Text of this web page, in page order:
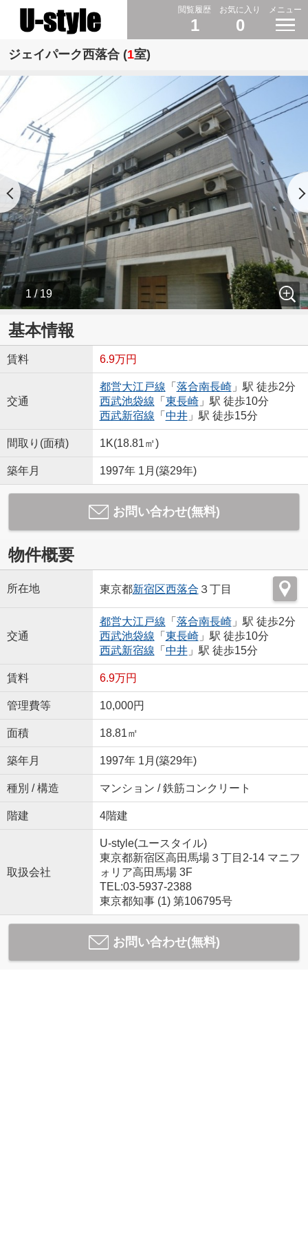
閲覧履歴
1
お気に入り
0
メニュー
ジェイパーク西落合 (1室)
1 / 19
基本情報
賃料 6.9万円
交通
都営大江戸線 「 落合南長崎」駅 徒歩2分
西武池袋線 「 東長崎」駅 徒歩10分
西武新宿線 「 中井」駅 徒歩15分
間取り(面積) 1K(18.81㎡)
築年月 1997年 1月(築29年)
お問い合わせ(無料)
物件概要
所在地 東京都新宿区西落合 ３丁目
交通
都営大江戸線 「 落合南長崎」駅 徒歩2分
西武池袋線 「 東長崎」駅 徒歩10分
西武新宿線 「 中井」駅 徒歩15分
賃料 6.9万円
管理費等 10,000円
面積 18.81㎡
築年月 1997年 1月(築29年)
種別 / 構造 マンション / 鉄筋コンクリート
階建 4階建
取扱会社
U-style(ユースタイル)
東京都新宿区高田馬場３丁目2-14 マニフ
ォリア高田馬場 3F
TEL:03-5937-2388
東京都知事 (1) 第106795号
お問い合わせ(無料)